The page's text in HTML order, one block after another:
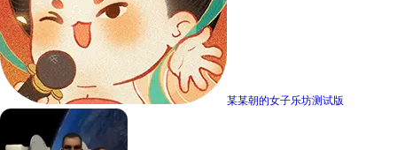
某某朝的女子乐坊测试版